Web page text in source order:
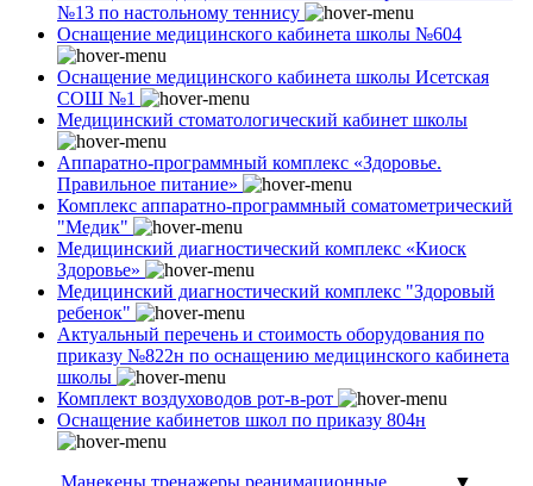
№13 по настольному теннису
Оснащение медицинского кабинета школы №604
Оснащение медицинского кабинета школы Исетская
СОШ №1
Медицинский стоматологический кабинет школы
Аппаратно-программный комплекс «Здоровье.
Правильное питание»
Комплекс аппаратно-программный соматометрический
"Медик"
Медицинский диагностический комплекс «Киоск
Здоровье»
Медицинский диагностический комплекс "Здоровый
ребенок"
Актуальный перечень и стоимость оборудования по
приказу №822н по оснащению медицинского кабинета
школы
Комплект воздуховодов рот-в-рот
Оснащение кабинетов школ по приказу 804н
Манекены тренажеры реанимационные
▼